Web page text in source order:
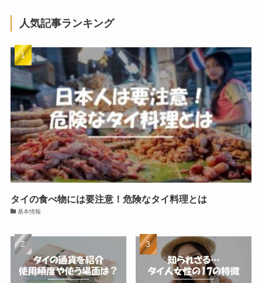
人気記事ランキング
タイの食べ物には要注意！危険なタイ料理とは
基本情報